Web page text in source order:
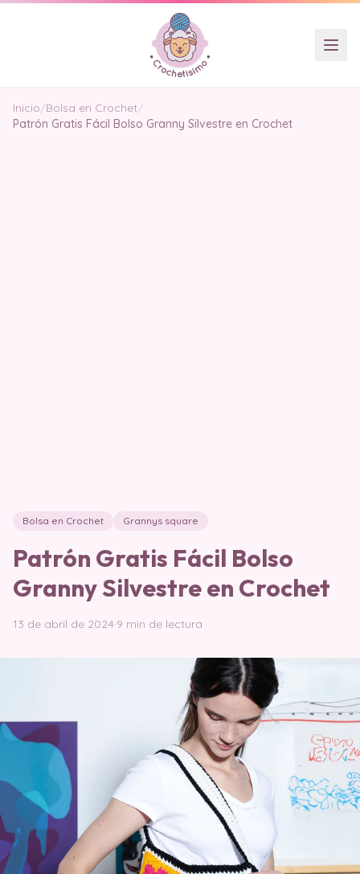
Inicio/Bolsa en Crochet/
Patrón Gratis Fácil Bolso Granny Silvestre en Crochet
Bolsa en Crochet Grannys square
Patrón Gratis Fácil Bolso
Granny Silvestre en Crochet
13 de abril de 2024·9 min de lectura